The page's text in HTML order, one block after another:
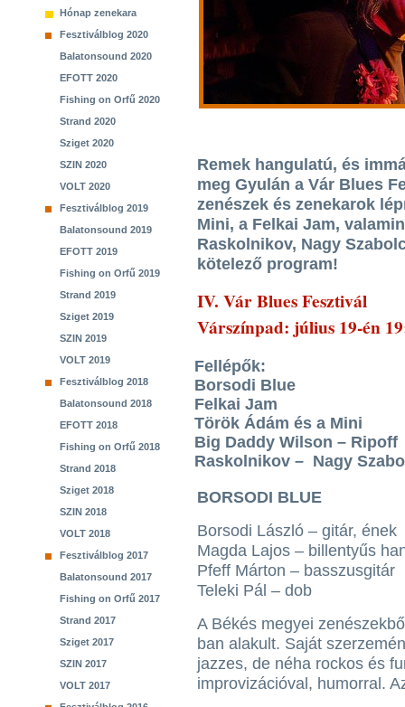
Hónap zenekara
Fesztiválblog 2020
Balatonsound 2020
EFOTT 2020
Fishing on Orfű 2020
Strand 2020
Sziget 2020
SZIN 2020
VOLT 2020
Fesztiválblog 2019
Balatonsound 2019
EFOTT 2019
Fishing on Orfű 2019
Strand 2019
Sziget 2019
SZIN 2019
VOLT 2019
Fesztiválblog 2018
Balatonsound 2018
EFOTT 2018
Fishing on Orfű 2018
Strand 2018
Sziget 2018
SZIN 2018
VOLT 2018
Fesztiválblog 2017
Balatonsound 2017
Fishing on Orfű 2017
Strand 2017
Sziget 2017
SZIN 2017
VOLT 2017
Remek hangulatú, és
meg Gyulán a Vár Blues
zenészek és zenekarok
Mini, a Felkai Jam,
Raskolnikov, Nagy
kötelező program!
IV. Vár Blues Fesztivál
Várszínpad: július 19-én
Fellépők:
Borsodi Blue
Felkai Jam
Török Ádám és a Mini
Big Daddy Wilson – Ripoff
Raskolnikov – Nagy
BORSODI BLUE
Borsodi László – gitár, ének
Magda Lajos – billentyűs
Pfeff Márton – basszusgitár
Teleki Pál – dob
A Békés megyei
ban alakult. Saját
jazzes, de néha rockos és
improvizációval, humorral.